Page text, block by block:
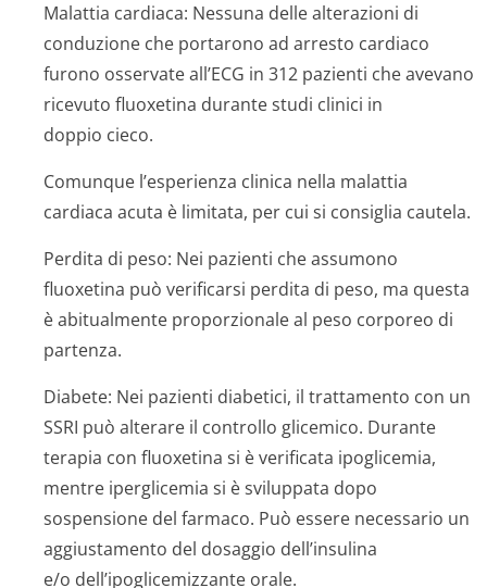
Malattia cardiaca: Nessuna delle alterazioni di
conduzione che portarono ad arresto cardiaco
furono osservate all’ECG in 312 pazienti che avevano
ricevuto fluoxetina durante studi clinici in
doppio cieco.
Comunque l’esperienza clinica nella malattia
cardiaca acuta è limitata, per cui si consiglia cautela.
Perdita di peso: Nei pazienti che assumono
fluoxetina può verificarsi perdita di peso, ma questa
è abitualmente proporzionale al peso corporeo di
partenza.
Diabete: Nei pazienti diabetici, il trattamento con un
SSRI può alterare il controllo glicemico. Durante
terapia con fluoxetina si è verificata ipoglicemia,
mentre iperglicemia si è sviluppata dopo
sospensione del farmaco. Può essere necessario un
aggiustamento del dosaggio dell’insulina
e/o dell’ipogli­cemizzante ora­le.